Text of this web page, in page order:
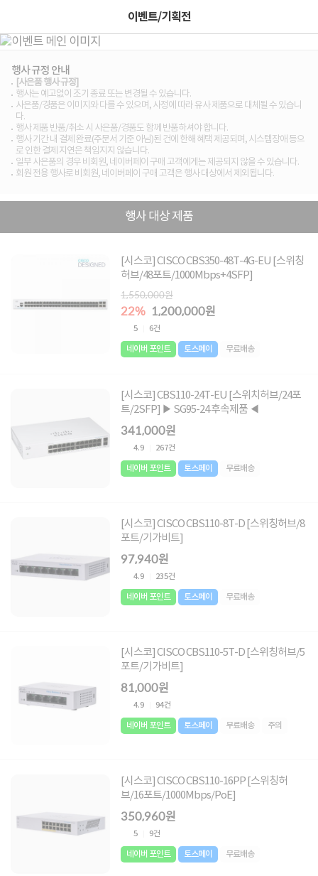
이벤트/기획전
행사 규정 안내
[사은품 행사 규정]
행사는 예고없이 조기 종료 또는 변경될 수 있습니다.
사은품/경품은 이미지와 다를 수 있으며, 사정에 따라 유사 제품으로 대체될 수 있습니
다.
행사 제품 반품/취소 시 사은품/경품도 함께 반품하셔야 합니다.
행사 기간 내 결제 완료(주문서 기준 아님)된 건에 한해 혜택 제공되며, 시스템장애 등으
로 인한 결제 지연은 책임지지 않습니다.
일부 사은품의 경우 비회원, 네이버페이 구매 고객에게는 제공되지 않을 수 있습니다.
회원 전용 행사로 비회원, 네이버페이 구매 고객은 행사 대상에서 제외됩니다.
행사 대상 제품
[시스코] CISCO CBS350-48T-4G-EU [스위칭
허브/48포트/1000Mbps+4SFP]
1,550,000원
22% 1,200,000원
5 6건
네이버 포인트 토스페이 무료배송
[시스코] CBS110-24T-EU [스위치허브/24포
트/2SFP] ▶ SG95-24 후속제품 ◀
341,000원
4.9 267건
네이버 포인트 토스페이 무료배송
[시스코] CISCO CBS110-8T-D [스위칭허브/8
포트/기가비트]
97,940원
4.9 235건
네이버 포인트 토스페이 무료배송
[시스코] CISCO CBS110-5T-D [스위칭허브/5
포트/기가비트]
81,000원
4.9 94건
네이버 포인트 토스페이 무료배송 주의
[시스코] CISCO CBS110-16PP [스위칭허
브/16포트/1000Mbps/PoE]
350,960원
5 9건
네이버 포인트 토스페이 무료배송